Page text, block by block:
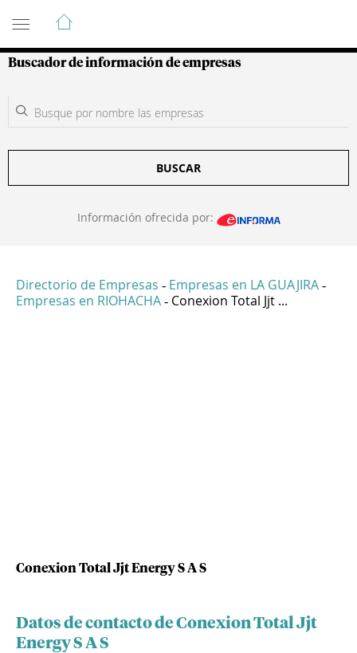
Guía de Empresas Colombianas
Buscador de información de empresas
BUSCAR
Información ofrecida por:
Directorio de Empresas - Empresas en LA GUAJIRA -
Empresas en RIOHACHA - Conexion Total Jjt ...
Conexion Total Jjt Energy S A S
Datos de contacto de Conexion Total Jjt
Energy S A S